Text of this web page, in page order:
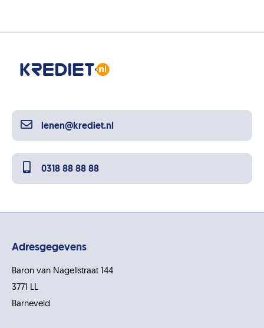
lenen@krediet.nl
0318 88 88 88
Adresgegevens
Baron van Nagellstraat 144
3771 LL
Barneveld